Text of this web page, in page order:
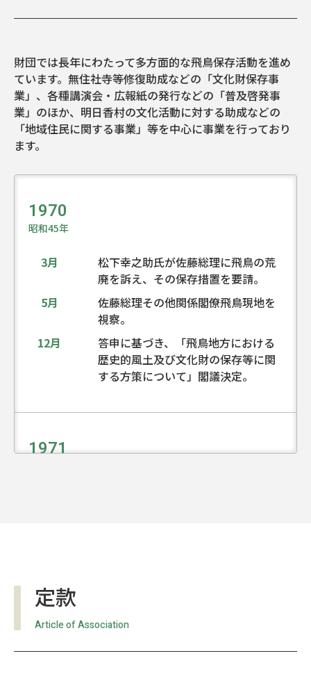
財団では長年にわたって多方面的な飛鳥保存活動を進め
ています。無住社寺等修復助成などの「文化財保存事
業」、各種講演会・広報紙の発行などの「普及啓発事
業」のほか、明日香村の文化活動に対する助成などの
「地域住民に関する事業」等を中心に事業を行っており
ます。
1970
昭和45年
3月
松下幸之助氏が佐藤総理に飛鳥の荒
廃を訴え、その保存措置を要請。
5月
佐藤総理その他関係閣僚飛鳥現地を
視察。
12月
答申に基づき、「飛鳥地方における
歴史的風土及び文化財の保存等に関
する方策について」閣議決定。
1971
1972
昭和47年
4月
近鉄「飛鳥」駅前に総合案内所竣
定款
Article of Association